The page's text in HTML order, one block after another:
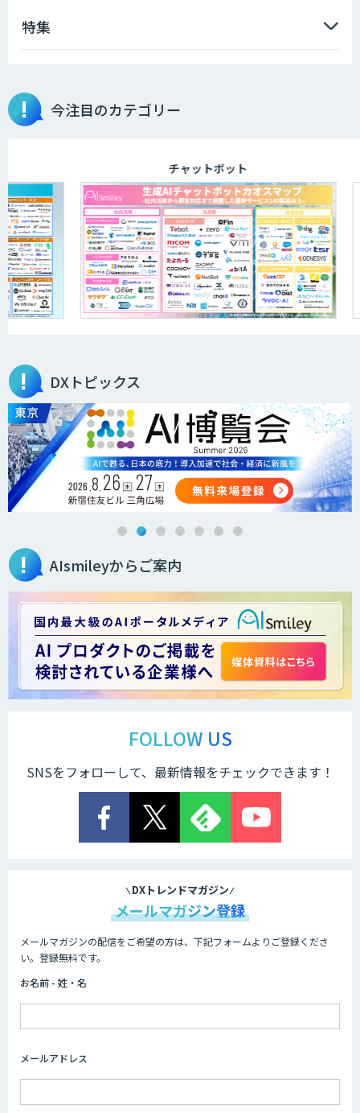
物品輸出から留学生・研究者のバックチ
ェックまで自動化。輸出管理
JOINT AI Flow byGMO
AIR-NEXUS
secondz Agentsense
法人向けAIエージェント「OfficeAI社
員」
2層ナレッジ×AIで顧客コミュニケーシ
＜Dify活用＞AIエージェントDRIVE
ジェント開発
Explaza 生成AI Partner｜AIエージェン
「業務AIプロ」
Dify開発支援
SELFBOT AIエージェント
特集
今注目のカテゴリー
チャットボット
DXトピックス
AIsmileyからご案内
FOLLOW US
SNSをフォローして、最新情報をチェックできます！
DXトレンドマガジン
メールマガジン登録
メールマガジンの配信をご希望の方は、下記フォームよりご登録くださ
い。登録無料です。
お名前 - 姓・名
メールアドレス